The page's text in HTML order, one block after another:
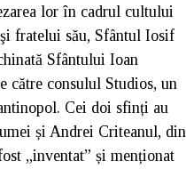
lor în cadrul cultului
fratelui său, Sfântul Iosif
Sfântului Ioan
către consulul Studios, un
Cei doi sfinți au
și Andrei Criteanul, din
„inventat” și menționat